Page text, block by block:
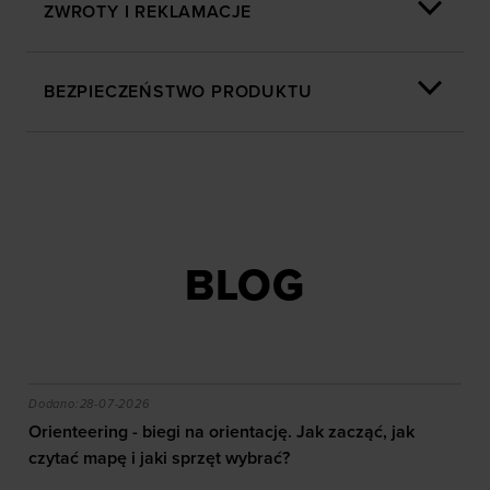
ZWROTY I REKLAMACJE
BEZPIECZEŃSTWO PRODUKTU
BLOG
efekty daje trening?
Orienteering - biegi na orientację. Jak zacząć, jak
Dodano:28-07-2026
Orienteering - biegi na orientację. Jak zacząć, jak
czytać mapę i jaki sprzęt wybrać?